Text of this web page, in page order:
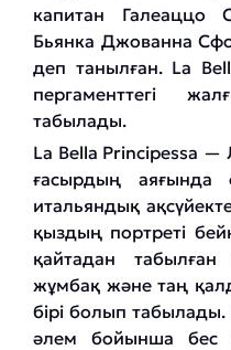
капитан Галеаццо
Бьянка Джованна
деп танылған. La
пергаменттегі
табылады.
La Bella Principessa —
ғасырдың аяғында
итальяндық
қыздың портреті
қайтадан
жұмбақ және таң
бірі болып табылады.
әлем бойынша бес